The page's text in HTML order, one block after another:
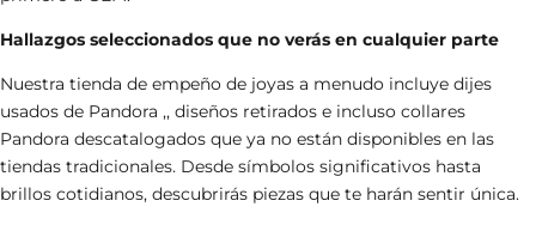
Hallazgos seleccionados que no verás en cualquier parte
Nuestra tienda de empeño de joyas a menudo incluye dijes
usados de Pandora ,, diseños retirados e incluso collares
Pandora descatalogados que ya no están disponibles en las
tiendas tradicionales. Desde símbolos significativos hasta
brillos cotidianos, descubrirás piezas que te harán sentir única.